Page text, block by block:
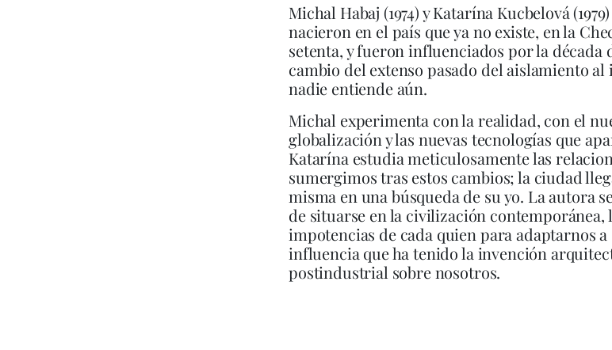
Michal Habaj (1974) y Katarína Kucbelová
nacieron en el país que ya no existe, en la
setenta, y fueron influenciados por la década
cambio del extenso pasado del aislamiento
nadie entiende aún.
Michal experimenta con la realidad, con el
globalización y las nuevas tecnologías que
Katarína estudia meticulosamente las
sumergimos tras estos cambios; la ciudad
misma en una búsqueda de su yo. La autora
de situarse en la civilización contemporánea,
impotencias de cada quien para adaptarnos a
influencia que ha tenido la invención
postindustrial sobre nosotros.